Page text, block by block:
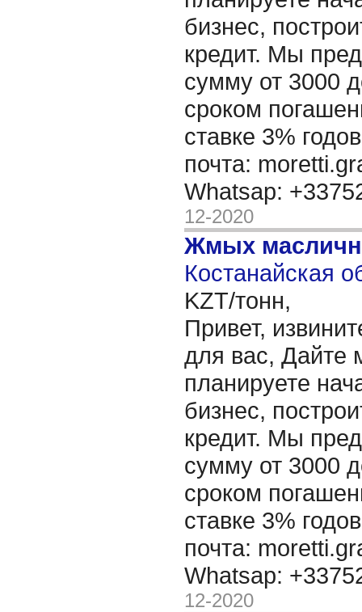
бизнес,
кредит. Мы
сумму от 3000
сроком
ставке 3%
почта:
Whatsap:
12-2020
Жмых
Костанайская
KZT/тонн,
Привет,
для вас, Дайте
планируете
бизнес,
кредит. Мы
сумму от 3000
сроком
ставке 3%
почта:
Whatsap:
12-2020